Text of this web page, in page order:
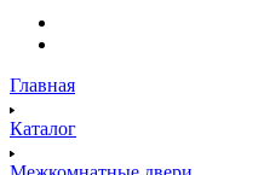
Главная
Каталог